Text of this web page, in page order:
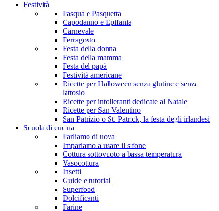
Festività
Pasqua e Pasquetta
Capodanno e Epifania
Carnevale
Ferragosto
Festa della donna
Festa della mamma
Festa del papà
Festività americane
Ricette per Halloween senza glutine e senza
lattosio
Ricette per intolleranti dedicate al Natale
Ricette per San Valentino
San Patrizio o St. Patrick, la festa degli irlandesi
Scuola di cucina
Parliamo di uova
Impariamo a usare il sifone
Cottura sottovuoto a bassa temperatura
Vasocottura
Insetti
Guide e tutorial
Superfood
Dolcificanti
Farine